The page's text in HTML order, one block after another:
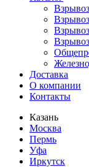
Доставка
О компании
Контакты
Казань
Москва
Пермь
Уфа
Иркутск